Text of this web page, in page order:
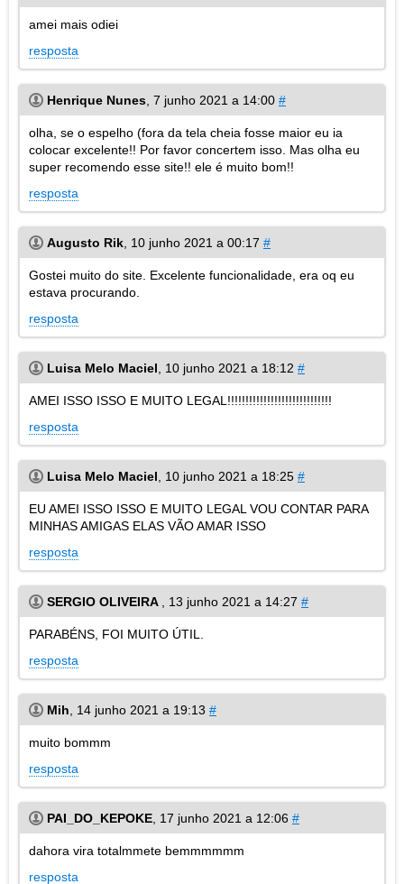
amei mais odiei
resposta
Henrique Nunes 7 junho 2021 a 14:00 #
olha, se o espelho (fora da tela cheia fosse maior eu ia
colocar excelente!! Por favor concertem isso. Mas olha eu
super recomendo esse site!! ele é muito bom!!
resposta
Augusto Rik 10 junho 2021 a 00:17 #
Gostei muito do site. Excelente funcionalidade, era oq eu
estava procurando.
resposta
Luisa Melo Maciel 10 junho 2021 a 18:12 #
AMEI ISSO ISSO E MUITO LEGAL!!!!!!!!!!!!!!!!!!!!!!!!!!!!!
resposta
Luisa Melo Maciel 10 junho 2021 a 18:25 #
EU AMEI ISSO ISSO E MUITO LEGAL VOU CONTAR PARA
MINHAS AMIGAS ELAS VÃO AMAR ISSO
resposta
SERGIO OLIVEIRA 13 junho 2021 a 14:27 #
PARABÉNS, FOI MUITO ÚTIL.
resposta
Mih 14 junho 2021 a 19:13 #
muito bommm
resposta
PAI_DO_KEPOKE 17 junho 2021 a 12:06 #
dahora vira totalmmete bemmmmmm
resposta